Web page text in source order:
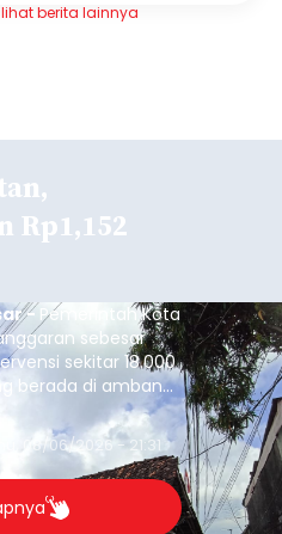
berita lainnya
Rp1,152
- Pemerintah Kota
sebesar
sekitar 18.000
berada di ambang
ini diambil
berada pada
agar tidak
Thu, 08/06/2026 - 21:31